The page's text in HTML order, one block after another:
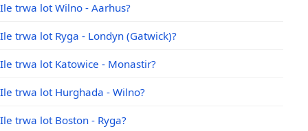
Ile trwa lot Wilno - Aarhus?
Ile trwa lot Ryga - Londyn (Gatwick)?
Ile trwa lot Katowice - Monastir?
Ile trwa lot Hurghada - Wilno?
Ile trwa lot Boston - Ryga?